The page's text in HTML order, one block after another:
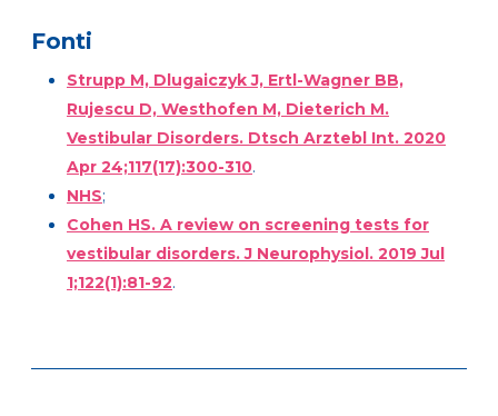
Fonti
Strupp M, Dlugaiczyk J, Ertl-Wagner BB,
Rujescu D, Westhofen M, Dieterich M.
Vestibular Disorders. Dtsch Arztebl Int. 2020
Apr 24;117(17):300-310.
NHS;
Cohen HS. A review on screening tests for
vestibular disorders. J Neurophysiol. 2019 Jul
1;122(1):81-92.